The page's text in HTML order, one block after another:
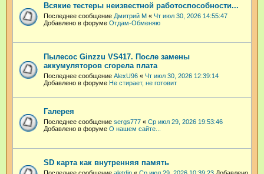
Всякие тестеры неизвестной работоспособности...
Последнее сообщение Дмитрий М « Чт июл 30, 2026 14:55:47
Добавлено в форуме Отдам-Обменяю
Пылесос Ginzzu VS417. После замены
аккумуляторов сгорела плата
Последнее сообщение AlexU96 « Чт июл 30, 2026 12:39:14
Добавлено в форуме Не стирает, не готовит
Галерея
Последнее сообщение sergs777 « Ср июл 29, 2026 19:53:46
Добавлено в форуме О нашем сайте...
SD карта как внутренняя память
Последнее сообщение aletdin « Ср июл 29, 2026 10:39:23 Добавлено